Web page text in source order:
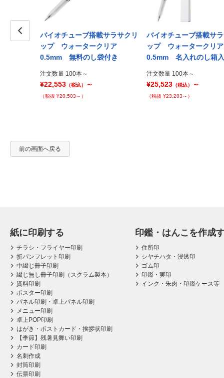
ラサクリ
バイオチューブ搭載サラサクリ
ップ ウォータークリア
0.5mm 無料のし袋付き
注文数量 100本～
¥22,553 （税込） ～
（税抜 ¥20,503～）
バイオチューブ搭載サ
ップ ウォータークリ
0.5mm 名入れのし箱
注文数量 100本～
¥25,523 （税込） ～
（税抜 ¥23,203～）
前の画面へ戻る
紙に印刷する
チラシ・フライヤー印刷
折パンフレット印刷
中綴じ冊子印刷
綴じ無し冊子印刷（スクラム製本）
資料印刷
ポスター印刷
パネル印刷・卓上パネル印刷
メニュー印刷
卓上POP印刷
はがき・ポストカード・挨拶状印刷
【季節】残暑見舞い印刷
カード印刷
名刺作成
封筒印刷
伝票印刷
印鑑・はんこを作成
住所印
シヤチハタ・浸透印
ゴム印
印鑑・実印
インク・朱肉・印鑑ケース等